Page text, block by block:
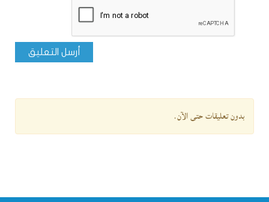
أرسل التعليق
بدون تعليقات حتى الآن.